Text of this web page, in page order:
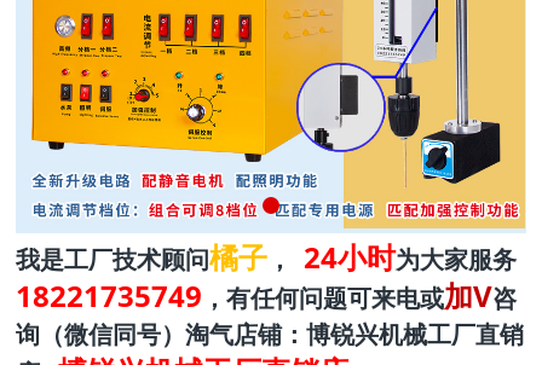
我是工厂技术顾问橘子 ， 24小时为大家服务
18221735749 ，有任何问题可来电或加V咨
询（微信同号）淘气店铺：博锐兴机械工厂直销